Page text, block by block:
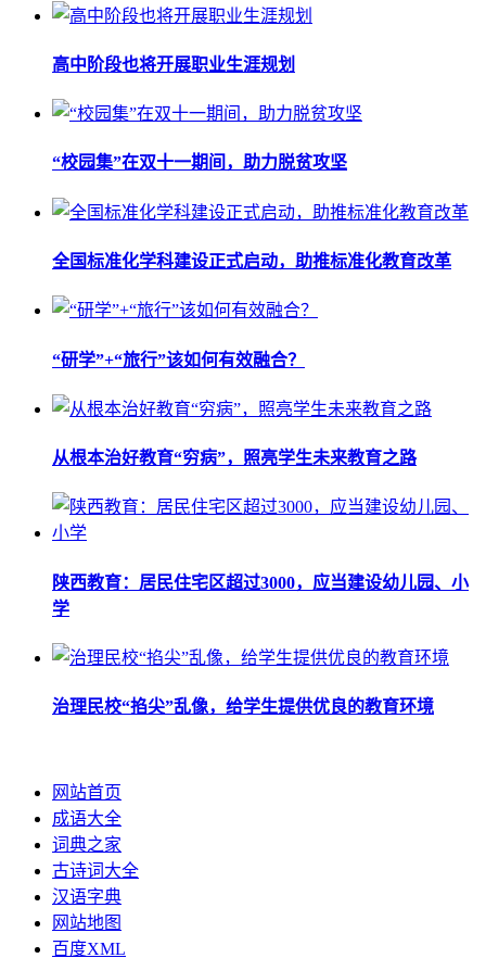
高中阶段也将开展职业生涯规划
“校园集”在双十一期间，助力脱贫攻坚
全国标准化学科建设正式启动，助推标准化教育改革
“研学”+“旅行”该如何有效融合？
从根本治好教育“穷病”，照亮学生未来教育之路
陕西教育：居民住宅区超过3000，应当建设幼儿园、小
学
治理民校“掐尖”乱像，给学生提供优良的教育环境
网站首页
成语大全
词典之家
古诗词大全
汉语字典
网站地图
百度XML